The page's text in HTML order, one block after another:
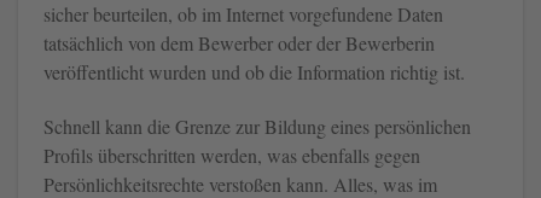
sicher beurteilen, ob im Internet vorgefundene Daten
tatsächlich von dem Bewerber oder der Bewerberin
veröffentlicht wurden und ob die Information richtig ist.
Schnell kann die Grenze zur Bildung eines persönlichen
Profils überschritten werden, was ebenfalls gegen
Persönlichkeitsrechte verstoßen kann. Alles, was im